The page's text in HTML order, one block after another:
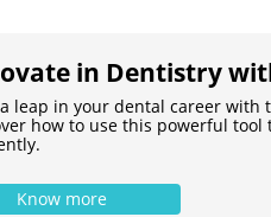
in Dentistry
leap in your dental career
how to use this powerful
Know more